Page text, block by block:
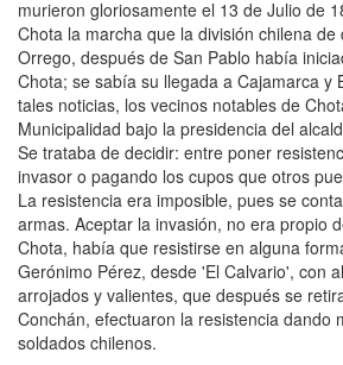
murieron gloriosamente el 13 de Julio de
Chota la marcha que la división chilena de
Orrego, después de San Pablo había
Chota; se sabía su llegada a Cajamarca y
tales noticias, los vecinos notables de
Municipalidad bajo la presidencia del
Se trataba de decidir: entre poner
invasor o pagando los cupos que otros
La resistencia era imposible, pues se
armas. Aceptar la invasión, no era propio
Chota, había que resistirse en alguna
Gerónimo Pérez, desde 'El Calvario', con
arrojados y valientes, que después se
Conchán, efectuaron la resistencia dando
soldados chilenos.